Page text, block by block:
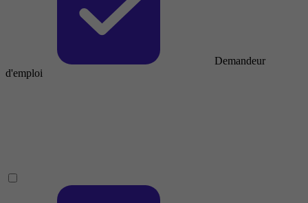
Demandeur
d'emploi